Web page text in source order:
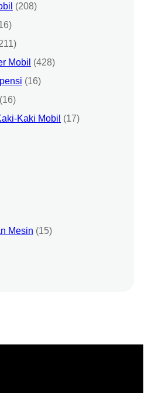
(208)
Mobil (428)
(16)
(16)
Kaki Mobil (17)
Mesin (15)